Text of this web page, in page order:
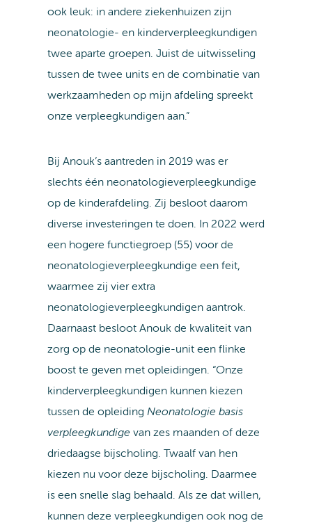
ook leuk: in andere ziekenhuizen zijn
neonatologie- en kinderverpleegkundigen
twee aparte groepen. Juist de uitwisseling
tussen de twee units en de combinatie van
werkzaamheden op mijn afdeling spreekt
onze verpleegkundigen aan.”
Bij Anouk’s aantreden in 2019 was er
slechts één neonatologieverpleegkundige
op de kinderafdeling. Zij besloot daarom
diverse investeringen te doen. In 2022 werd
een hogere functiegroep (55) voor de
neonatologieverpleegkundige een feit,
waarmee zij vier extra
neonatologieverpleegkundigen aantrok.
Daarnaast besloot Anouk de kwaliteit van
zorg op de neonatologie-unit een flinke
boost te geven met opleidingen. “Onze
kinderverpleegkundigen kunnen kiezen
tussen de opleiding Neonatologie basis
verpleegkundige van zes maanden of deze
driedaagse bijscholing. Twaalf van hen
kiezen nu voor deze bijscholing. Daarmee
is een snelle slag behaald. Als ze dat willen,
kunnen deze verpleegkundigen ook nog de